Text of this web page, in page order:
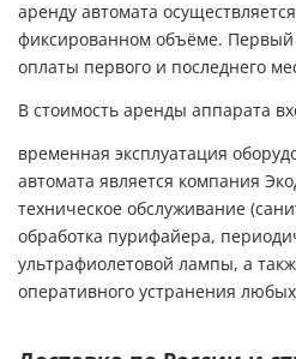
аренду автомата
фиксированном объёме.
оплаты первого и последнего
В стоимость аренды аппарата
временная эксплуатация
автомата является компания
техническое обслуживание
обработка пурифайера,
ультрафиолетовой лампы, а
оперативного устранения